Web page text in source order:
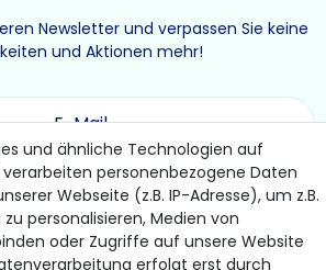
Newsletter und verpassen Sie keine
und Aktionen mehr!
ABONNIEREN
dass ich die Daten­schutz­erklärunggelesen habe.
und ähnliche Technologien auf
personenbezogene Daten
Webseite (z.B. IP-Adresse), um z.B.
personalisieren, Medien von
oder Zugriffe auf unsere Website
erfolgt erst durch